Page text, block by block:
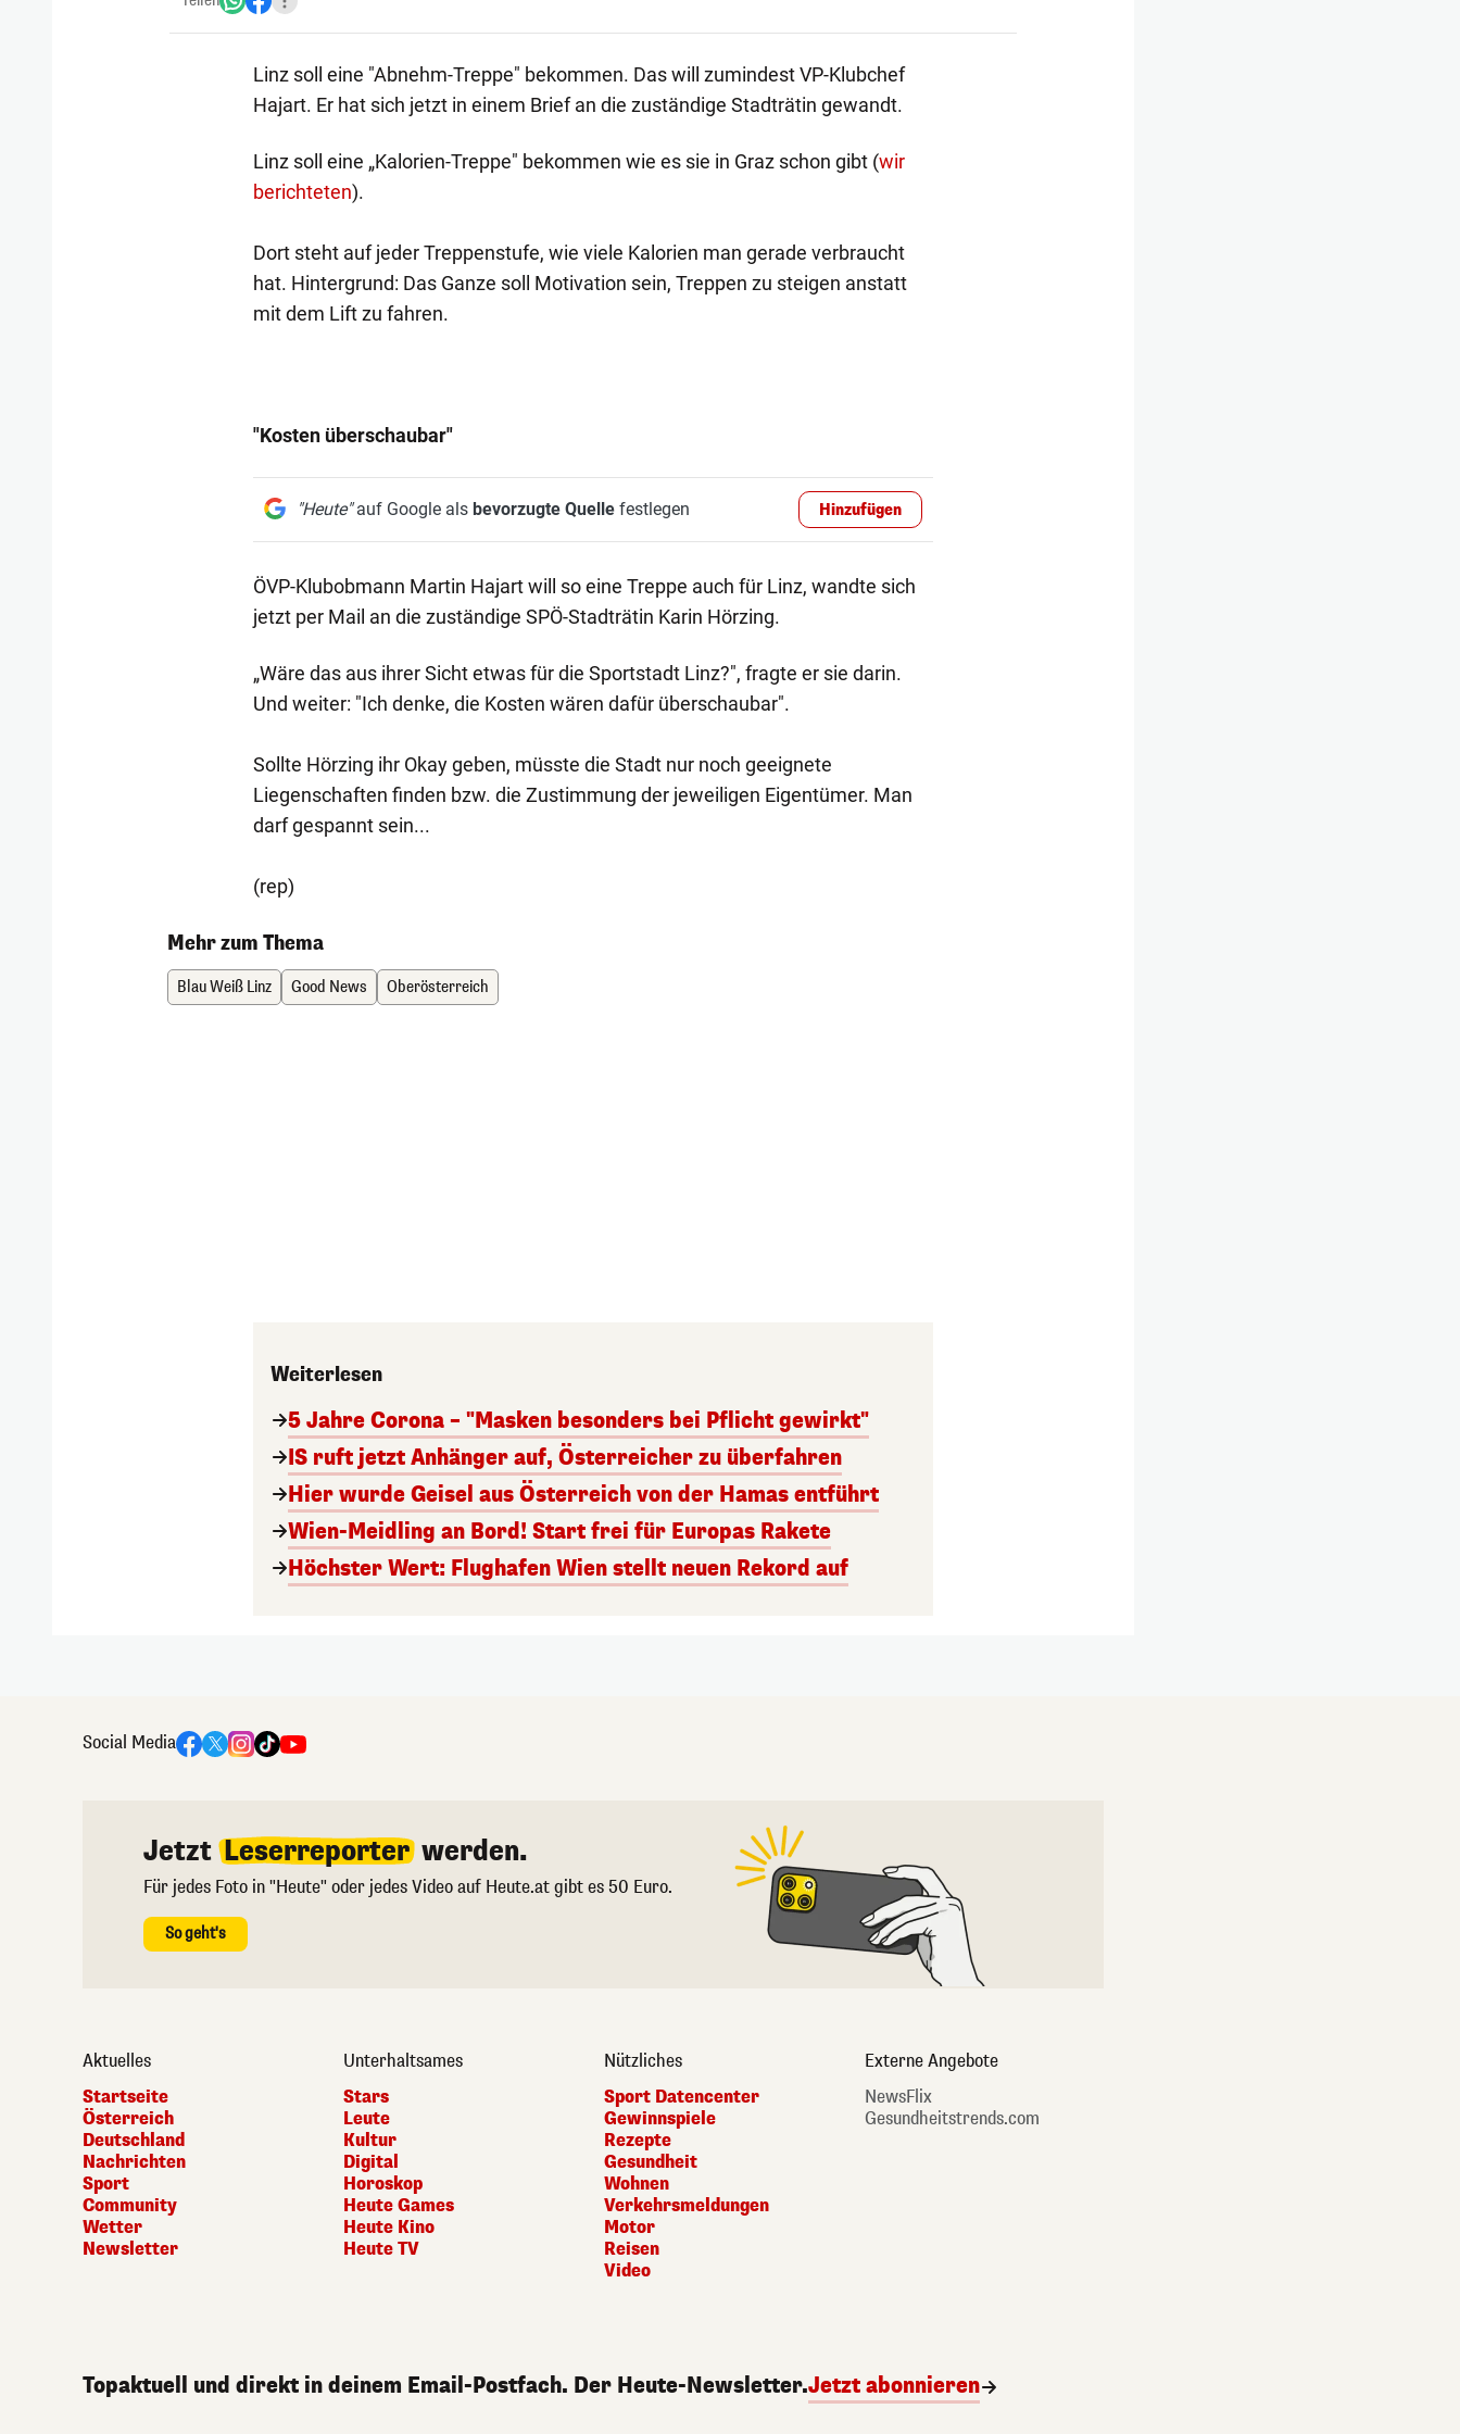
Linz soll eine "Abnehm-Treppe" bekommen. Das will zumindest VP-Klubchef
Hajart. Er hat sich jetzt in einem Brief an die zuständige Stadträtin gewandt.
Linz soll eine „Kalorien-Treppe" bekommen wie es sie in Graz schon gibt (wir
berichteten).
Dort steht auf jeder Treppenstufe, wie viele Kalorien man gerade verbraucht
hat. Hintergrund: Das Ganze soll Motivation sein, Treppen zu steigen anstatt
mit dem Lift zu fahren.
"Kosten überschaubar"
"Heute"auf Google als bevorzugte Quellefestlegen Hinzufügen
ÖVP-Klubobmann Martin Hajart will so eine Treppe auch für Linz, wandte sich
jetzt per Mail an die zuständige SPÖ-Stadträtin Karin Hörzing.
„Wäre das aus ihrer Sicht etwas für die Sportstadt Linz?", fragte er sie darin.
Und weiter: "Ich denke, die Kosten wären dafür überschaubar".
Sollte Hörzing ihr Okay geben, müsste die Stadt nur noch geeignete
Liegenschaften finden bzw. die Zustimmung der jeweiligen Eigentümer. Man
darf gespannt sein...
(rep)
Mehr zum Thema
Blau Weiß Linz Good News Oberösterreich
Weiterlesen
5 Jahre Corona – "Masken besonders bei Pflicht gewirkt"
IS ruft jetzt Anhänger auf, Österreicher zu überfahren
Hier wurde Geisel aus Österreich von der Hamas entführt
Wien-Meidling an Bord! Start frei für Europas Rakete
Höchster Wert: Flughafen Wien stellt neuen Rekord auf
Social Media
Jetzt Leserreporter werden.
Für jedes Foto in "Heute" oder jedes Video auf Heute.at gibt es 50 Euro.
So geht's
Aktuelles
Startseite
Österreich
Deutschland
Nachrichten
Sport
Community
Wetter
Newsletter
Unterhaltsames
Stars
Leute
Kultur
Digital
Horoskop
Heute Games
Heute Kino
Heute TV
Nützliches
Sport Datencenter
Gewinnspiele
Rezepte
Gesundheit
Wohnen
Verkehrsmeldungen
Motor
Reisen
Video
Externe Angebote
NewsFlix
Gesundheitstrends.com
Topaktuell und direkt in deinem Email-Postfach. Der Heute-Newsletter.Jetzt abonnieren